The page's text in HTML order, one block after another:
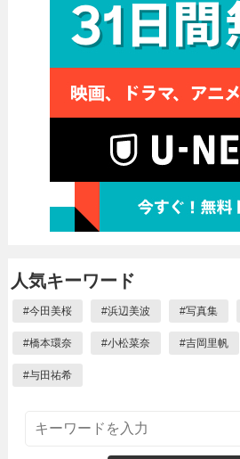
人気キーワード
#今田美桜 #浜辺美波 #写真集
#橋本環奈 #小松菜奈 #吉岡里帆
#与田祐希